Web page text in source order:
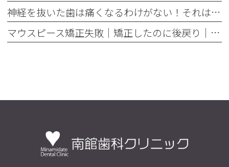
神経を抜いた歯は痛くなるわけがない！それは嘘です
マウスピース矯正失敗｜矯正したのに後戻り｜最近よく聞くけどそれってなんで？